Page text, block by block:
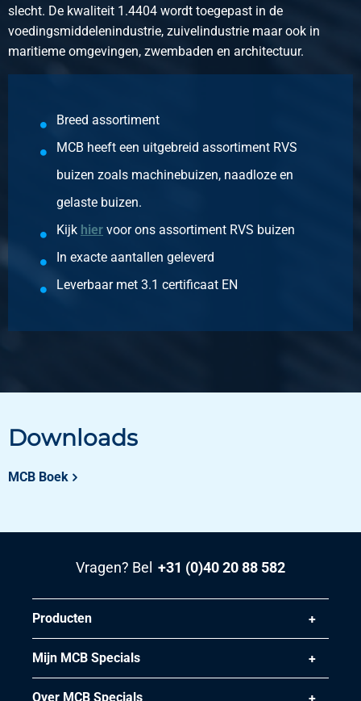
Artikelnummer
2430-0339-114
Omschrijving
Socket weld ronde dop 316L 3000 lbs 1 1/4In
Selecteer
2430-0339-112
Omschrijving
Socket weld ronde dop 316L 3000 lbs 1 1/2In
Stuks gewicht in kg
0,60
Selecteer
Stuks gewicht in kg
Bruto prijs
slecht. De kwaliteit 1.4404 wordt toegepast in de
voedingsmiddelenindustrie, zuivelindustrie maar ook in
maritieme omgevingen, zwembaden en architectuur.
Breed assortiment
MCB heeft een uitgebreid assortiment RVS
buizen zoals machinebuizen, naadloze en
gelaste buizen.
Kijk hier voor ons assortiment RVS buizen
In exacte aantallen geleverd
Leverbaar met 3.1 certificaat EN
Downloads
MCB Boek
Vragen? Bel +31 (0)40 20 88 582
Producten
Mijn MCB Specials
Over MCB Specials